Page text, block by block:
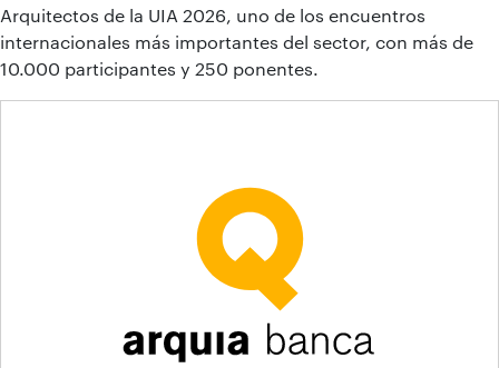
Arquitectos de la UIA 2026, uno de los encuentros
internacionales más importantes del sector, con más de
10.000 participantes y 250 ponentes.